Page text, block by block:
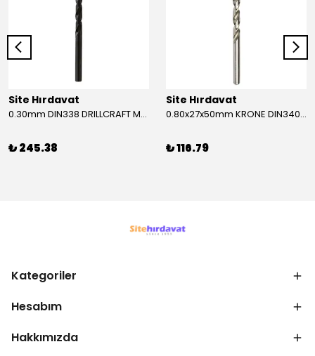
Site Hırdavat
0.30mm DIN338 DRILLCRAFT MATKAP UCU HSS 10 Adet
₺ 245.38
Site Hırdavat
0.80x27x50mm KRONE DIN340 UZUN MATKAP UCU HSS 10 Adet
₺ 116.79
Kategoriler
Hesabım
Hakkımızda